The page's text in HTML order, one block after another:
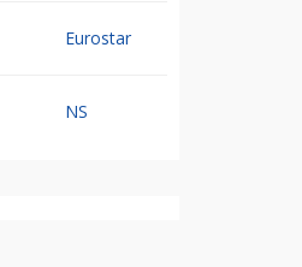
Eurostar
NS